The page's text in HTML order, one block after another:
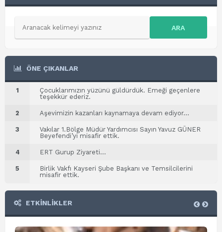
ARA
ÖNE ÇIKANLAR
1
Çocuklarımızın yüzünü güldürdük. Emeği geçenlere
teşekkür ederiz.
2 Aşevimizin kazanları kaynamaya devam ediyor…
3
Vakılar 1.Bölge Müdür Yardımcısı Sayın Yavuz GÜNER
Beyefendi’yi misafir ettik.
4 ERT Gurup Ziyareti…
5
Birlik Vakfı Kayseri Şube Başkanı ve Temsilcilerini
misafir ettik.
ETKİNLİKLER